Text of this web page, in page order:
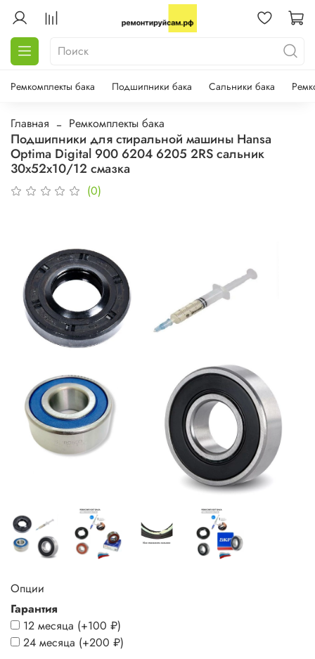
Ремкомплекты бака Подшипники бака Сальники бака
Главная Ремкомплекты бака
Подшипники для стиральной машины Hansa
Optima Digital 900 6204 6205 2RS сальник
30х52х10/12 смазка
(0)
Опции
Гарантия
12 месяца (+100 ₽)
24 месяца (+200 ₽)